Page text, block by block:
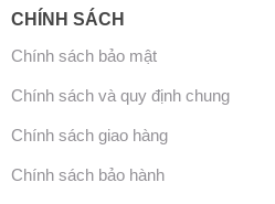
CHÍNH SÁCH
Chính sách bảo mật
Chính sách và quy định chung
Chính sách giao hàng
Chính sách bảo hành